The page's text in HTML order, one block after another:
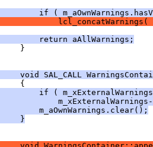
if (
return aAllWarnings;
void SAL_CALL
if (
m_aOwnWarnings.clear();
}